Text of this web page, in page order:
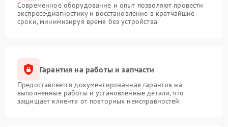
Современное оборудование и опыт позволяют провести
экспресс-диагностику и восстановление в кратчайшие
сроки, минимизируя время без устройства
Гарантия на работы и запчасти
Предоставляется документированная гарантия на
выполненные работы и установленные детали, что
защищает клиента от повторных неисправностей